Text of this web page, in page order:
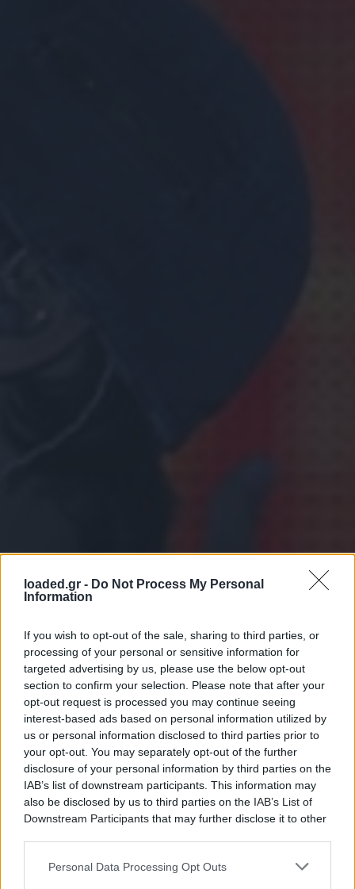
loaded.gr - Do Not Process My Personal
Information
If you wish to opt-out of the sale, sharing to third parties, or
processing of your personal or sensitive information for
targeted advertising by us, please use the below opt-out
section to confirm your selection. Please note that after your
opt-out request is processed you may continue seeing
interest-based ads based on personal information utilized by
us or personal information disclosed to third parties prior to
your opt-out. You may separately opt-out of the further
disclosure of your personal information by third parties on the
IAB’s list of downstream participants. This information may
also be disclosed by us to third parties on the IAB’s List of
Downstream Participants that may further disclose it to other
Personal Data Processing Opt Outs